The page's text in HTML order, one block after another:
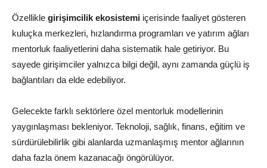
Özellikle girişimcilik ekosistemi içerisinde faaliyet gösteren
kuluçka merkezleri, hızlandırma programları ve yatırım ağları
mentorluk faaliyetlerini daha sistematik hale getiriyor. Bu
sayede girişimciler yalnızca bilgi değil, aynı zamanda güçlü iş
bağlantıları da elde edebiliyor.
Gelecekte farklı sektörlere özel mentorluk modellerinin
yaygınlaşması bekleniyor. Teknoloji, sağlık, finans, eğitim ve
sürdürülebilirlik gibi alanlarda uzmanlaşmış mentor ağlarının
daha fazla önem kazanacağı öngörülüyor.